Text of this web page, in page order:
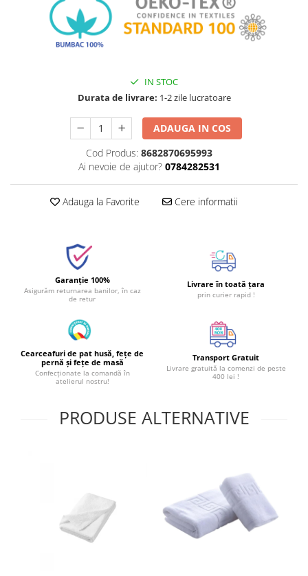
IN STOC
Durata de livrare: 1-2 zile lucratoare
ADAUGA IN COS
Cod Produs: 8682870695993
Ai nevoie de ajutor? 0784282531
Adauga la Favorite Cere informatii
Garanție 100%
Asigurăm returnarea banilor, în caz
de retur
Livrare în toată țara
prin curier rapid !
Cearceafuri de pat husă, fețe de
pernă și fețe de masă
Confecționate la comandă în
atelierul nostru!
Transport Gratuit
Livrare gratuită la comenzi de peste
400 lei !
PRODUSE ALTERNATIVE